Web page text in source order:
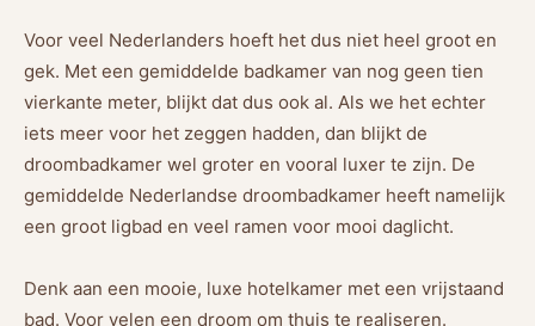
Voor veel Nederlanders hoeft het dus niet heel groot en
gek. Met een gemiddelde badkamer van nog geen tien
vierkante meter, blijkt dat dus ook al. Als we het echter
iets meer voor het zeggen hadden, dan blijkt de
droombadkamer wel groter en vooral luxer te zijn. De
gemiddelde Nederlandse droombadkamer heeft namelijk
een groot ligbad en veel ramen voor mooi daglicht.
Denk aan een mooie, luxe hotelkamer met een vrijstaand
bad. Voor velen een droom om thuis te realiseren.